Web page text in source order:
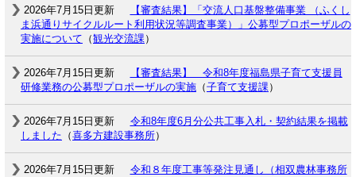
2026年7月15日更新
【審査結果】「交流人口基盤整備事業 （ふくし
ま浜通りサイクルルート利用状況等調査事業）」公募型プロポーザルの
実施について （観光交流課）
2026年7月15日更新
【審査結果】 令和8年度福島県子育て支援員
研修業務の公募型プロポーザルの実施 （子育て支援課）
2026年7月15日更新
令和8年度6月分公共工事入札・契約結果を掲載
しました （喜多方建設事務所）
2026年7月15日更新
令和８年度工事等発注見通し（相双農林事務所